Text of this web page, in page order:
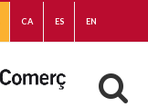
CA ES EN